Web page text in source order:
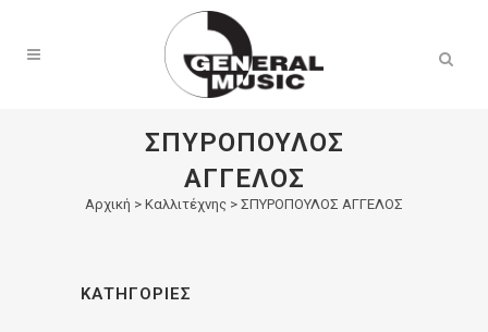
ΣΠΥΡΟΠΟΥΛΟΣ
ΑΓΓΕΛΟΣ
Αρχική > Καλλιτέχνης > ΣΠΥΡΟΠΟΥΛΟΣ ΑΓΓΕΛΟΣ
ΚΑΤΗΓΟΡΊΕΣ